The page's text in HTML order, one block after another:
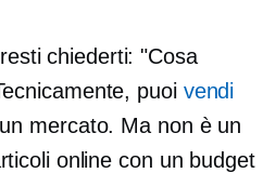
chiederti: "Cosa
puoi vendi
mercato. Ma non è un
online con un budget